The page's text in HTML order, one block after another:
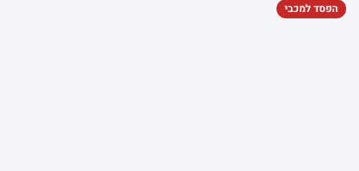
הפסד למכבי